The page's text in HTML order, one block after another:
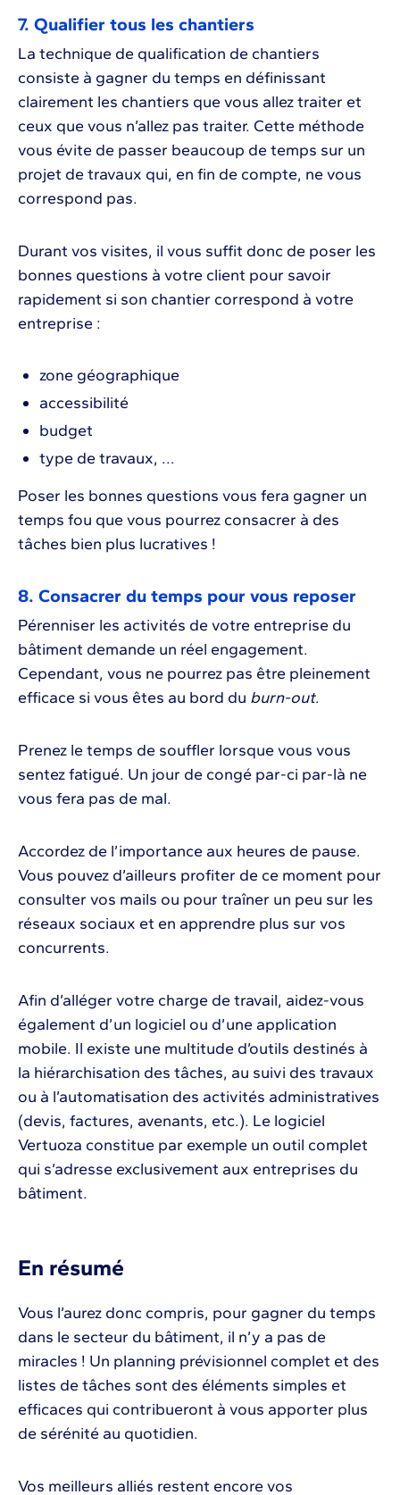
7. Qualifier tous les chantiers
La technique de qualification de chantiers
consiste à gagner du temps en définissant
clairement les chantiers que vous allez traiter et
ceux que vous n’allez pas traiter. Cette méthode
vous évite de passer beaucoup de temps sur un
projet de travaux qui, en fin de compte, ne vous
correspond pas.
Durant vos visites, il vous suffit donc de poser les
bonnes questions à votre client pour savoir
rapidement si son chantier correspond à votre
entreprise :
zone géographique
accessibilité
budget
type de travaux, ...
Poser les bonnes questions vous fera gagner un
temps fou que vous pourrez consacrer à des
tâches bien plus lucratives !
8. Consacrer du temps pour vous reposer
Pérenniser les activités de votre entreprise du
bâtiment demande un réel engagement.
Cependant, vous ne pourrez pas être pleinement
efficace si vous êtes au bord du burn-out.
Prenez le temps de souffler lorsque vous vous
sentez fatigué. Un jour de congé par-ci par-là ne
vous fera pas de mal.
Accordez de l’importance aux heures de pause.
Vous pouvez d’ailleurs profiter de ce moment pour
consulter vos mails ou pour traîner un peu sur les
réseaux sociaux et en apprendre plus sur vos
concurrents.
Afin d’alléger votre charge de travail, aidez-vous
également d’un logiciel ou d’une application
mobile. Il existe une multitude d’outils destinés à
la hiérarchisation des tâches, au suivi des travaux
ou à l’automatisation des activités administratives
(devis, factures, avenants, etc.). Le logiciel
Vertuoza constitue par exemple un outil complet
qui s’adresse exclusivement aux entreprises du
bâtiment.
En résumé
Vous l’aurez donc compris, pour gagner du temps
dans le secteur du bâtiment, il n’y a pas de
miracles ! Un planning prévisionnel complet et des
listes de tâches sont des éléments simples et
efficaces qui contribueront à vous apporter plus
de sérénité au quotidien.
Vos meilleurs alliés restent encore vos